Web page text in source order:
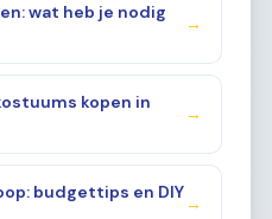
wat heb je nodig
→
kopen in
→
budgettips en DIY
→